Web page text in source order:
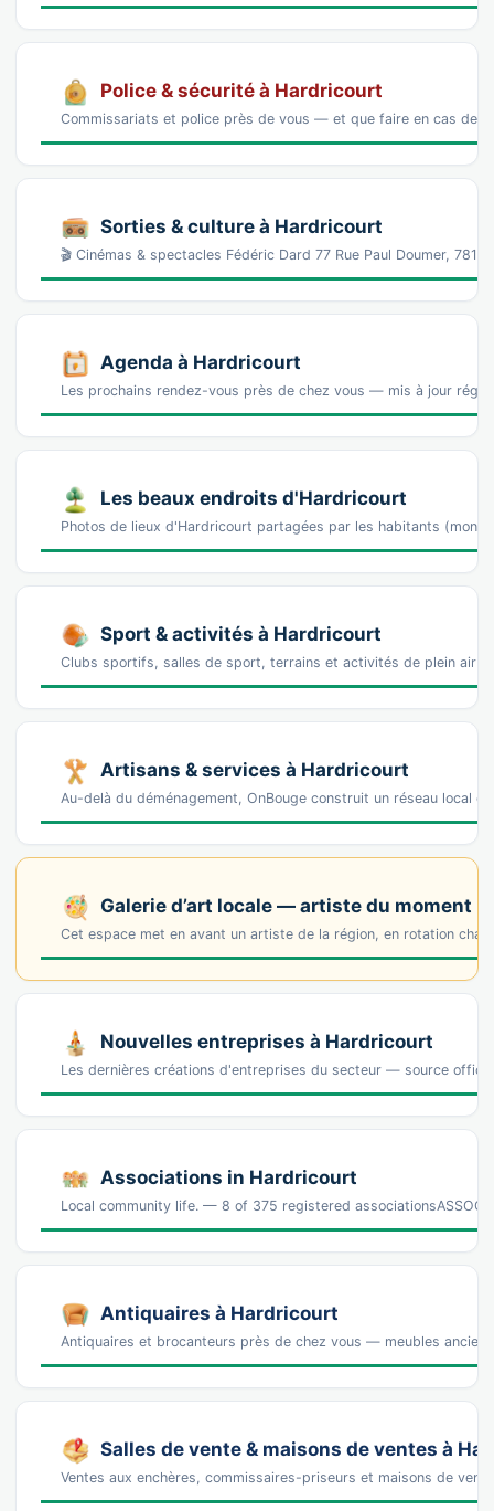
Police & sécurité à Hardricourt
Commissariats et police près de vous — et que faire en cas de
Sorties & culture à Hardricourt
🎬 Cinémas & spectacles Fédéric Dard 77 Rue Paul Doumer,
Agenda à Hardricourt
Les prochains rendez-vous près de chez vous — mis à jour
Les beaux endroits d'Hardricourt
Photos de lieux d'Hardricourt partagées par les habitants
Sport & activités à Hardricourt
Clubs sportifs, salles de sport, terrains et activités de plein air
Artisans & services à Hardricourt
Au-delà du déménagement, OnBouge construit un réseau local
Galerie d’art locale — artiste du moment
Cet espace met en avant un artiste de la région, en rotation
Nouvelles entreprises à Hardricourt
Les dernières créations d'entreprises du secteur — source
Associations in Hardricourt
Local community life. — 8 of 375 registered
Antiquaires à Hardricourt
Antiquaires et brocanteurs près de chez vous — meubles
Salles de vente & maisons de ventes à
Ventes aux enchères, commissaires-priseurs et maisons de